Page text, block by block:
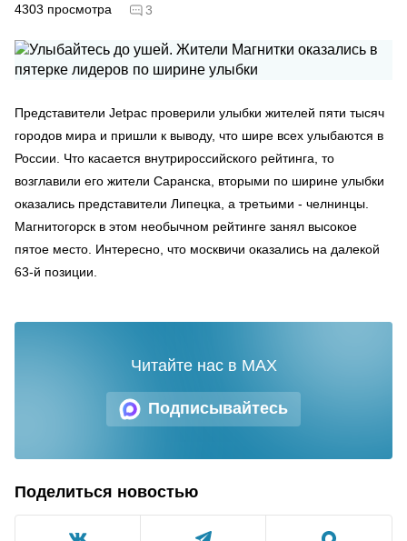
4303 просмотра 3
Представители Jetpac проверили улыбки жителей пяти тысяч
городов мира и пришли к выводу, что шире всех улыбаются в
России. Что касается внутрироссийского рейтинга, то
возглавили его жители Саранска, вторыми по ширине улыбки
оказались представители Липецка, а третьими - челнинцы.
Магнитогорск в этом необычном рейтинге занял высокое
пятое место. Интересно, что москвичи оказались на далекой
63-й позиции.
Подписывайтесь
Читайте нас в MAX
Поделиться новостью